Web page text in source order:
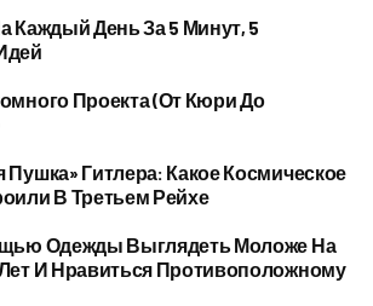
Каждый День За 5 Минут, 5
Проекта (от Кюри До
Пушка» Гитлера: Какое Космическое
В Третьем Рейхе
Одежды Выглядеть Моложе На
И Нравиться Противоположному